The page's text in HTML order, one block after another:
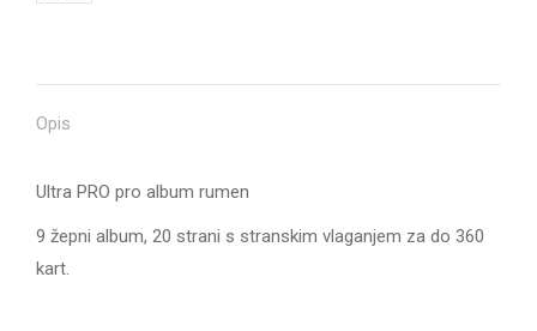
Opis
Ultra PRO pro album rumen
9 žepni album, 20 strani s stranskim vlaganjem za do 360
kart.